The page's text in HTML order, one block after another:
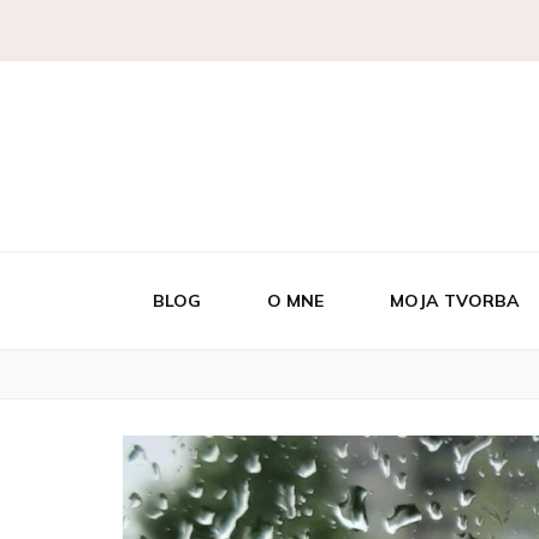
Kaaty
BLOG O MNE MOJA TVORBA